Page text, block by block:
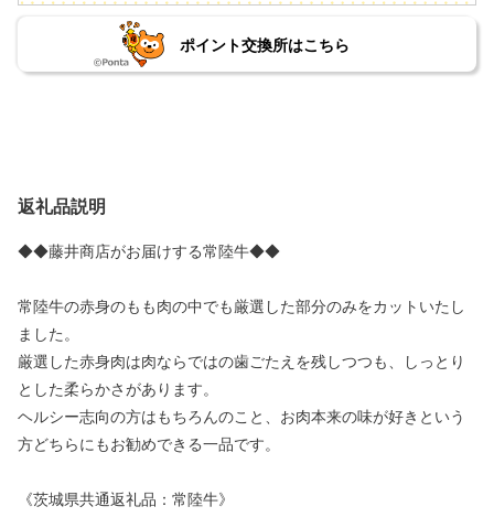
ポイント交換所はこちら
返礼品説明
◆◆藤井商店がお届けする常陸牛◆◆
常陸牛の赤身のもも肉の中でも厳選した部分のみをカットいたし
ました。
厳選した赤身肉は肉ならではの歯ごたえを残しつつも、しっとり
とした柔らかさがあります。
ヘルシー志向の方はもちろんのこと、お肉本来の味が好きという
方どちらにもお勧めできる一品です。
《茨城県共通返礼品：常陸牛》